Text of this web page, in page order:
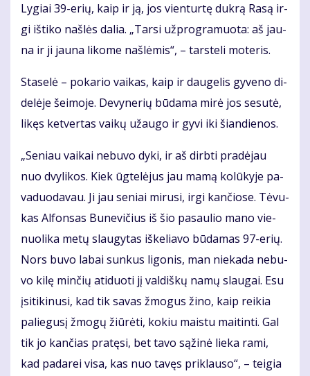
Ly­giai 39-erių, kaip ir ją, jos vien­tur­tę duk­rą Ra­są ir­
gi iš­ti­ko naš­lės da­lia. „Tar­si už­prog­ra­muo­ta: aš jau­
na ir ji jau­na li­ko­me naš­lė­mis“, – tars­te­li mo­te­ris.
Sta­se­lė – po­ka­rio vai­kas, kaip ir dau­ge­lis gy­ve­no di­
de­lė­je šei­mo­je. De­vy­ne­rių bū­da­ma mi­rė jos se­su­tė,
li­kęs ket­ver­tas vai­kų už­au­go ir gy­vi iki šian­die­nos.
„Se­niau vai­kai ne­bu­vo dy­ki, ir aš dirb­ti pra­dė­jau
nuo dvy­li­kos. Kiek ūg­te­lė­jus jau ma­mą ko­lū­ky­je pa­
va­duo­da­vau. Ji jau se­niai mi­ru­si, ir­gi kan­čio­se. Tė­vu­
kas Al­fon­sas Bu­ne­vi­čius iš šio pa­sau­lio ma­no vie­
nuo­li­ka me­tų slau­gy­tas iš­ke­lia­vo bū­da­mas 97-erių.
Nors bu­vo la­bai sun­kus li­go­nis, man nie­ka­da ne­bu­
vo ki­lę min­čių ati­duo­ti jį val­diš­kų na­mų slau­gai. Esu
įsi­ti­ki­nu­si, kad tik sa­vas žmo­gus ži­no, kaip rei­kia
pa­lie­gu­sį žmo­gų žiū­rė­ti, ko­kiu mais­tu mai­tin­ti. Gal
tik jo kan­čias pra­tę­si, bet ta­vo są­ži­nė lie­ka ra­mi,
kad pa­da­rei vi­sa, kas nuo ta­vęs pri­klau­so“, – tei­gia